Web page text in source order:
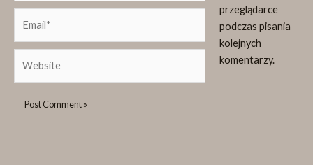
przeglądarce
podczas pisania
kolejnych
komentarzy.